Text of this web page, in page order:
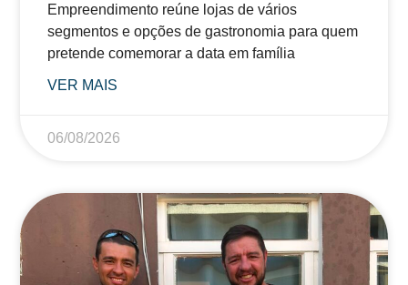
Empreendimento reúne lojas de vários
segmentos e opções de gastronomia para quem
pretende comemorar a data em família
VER MAIS
06/08/2026